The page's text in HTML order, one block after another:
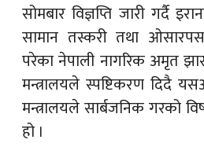
सोमबार विज्ञप्ति जारी गर्दै
सामान तस्करी तथा
परेका नेपाली नागरिक अमृत
मन्त्रालयले स्पष्टिकरण दिदै
मन्त्रालयले सार्बजनिक गरको
हो ।